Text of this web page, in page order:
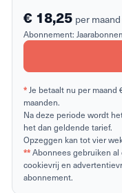
€ 18,25 per maand
Abonnement:
*Je betaalt nu per
maanden.
Na deze periode wordt
het dan geldende tarief.
Opzeggen kan tot vier
**Abonnees gebruiken
cookievrij en
abonnement.